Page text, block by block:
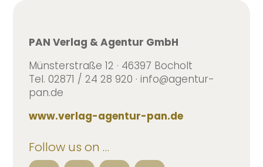
PAN Verlag & Agentur GmbH
Münsterstraße 12 · 46397 Bocholt
Tel. 02871 / 24 28 920 · info@agentur-
pan.de
www.verlag-agentur-pan.de
Follow us on …